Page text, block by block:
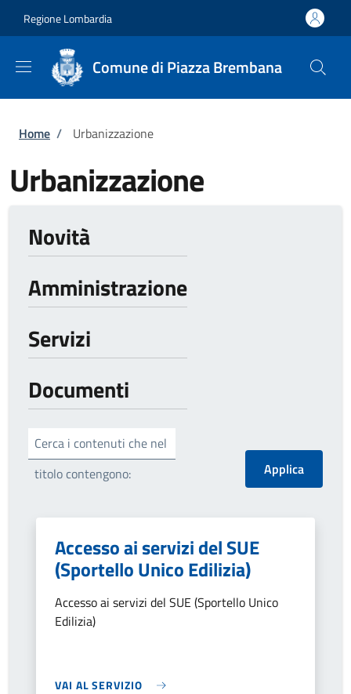
Regione Lombardia
Comune di Piazza Brembana
Briciole di pane
Home / Urbanizzazione
Urbanizzazione
Novità
Amministrazione
Servizi
Documenti
Cerca i contenuti che nel
titolo contengono:
Accesso ai servizi del SUE
(Sportello Unico Edilizia)
Accesso ai servizi del SUE (Sportello Unico
Edilizia)
VAI AL SERVIZIO